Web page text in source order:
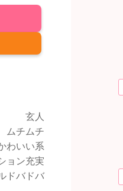
玄人
ムチムチ
わいい系
ョン充実
ドバドバ